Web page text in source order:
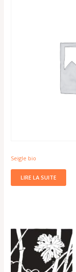
Seigle bio
LIRE LA SUITE